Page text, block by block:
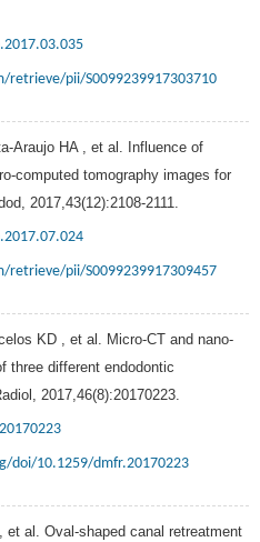
retrieve/pii/S0099239917303710
Araujo HA , et al. Influence of
computed tomography images for
2017 43(12):2108-2111.
retrieve/pii/S0099239917309457
KD , et al. Micro-CT and nano-
three different endodontic
2017 46(8):20170223.
doi/10.1259/dmfr.20170223
, et al. Oval-shaped canal retreatment